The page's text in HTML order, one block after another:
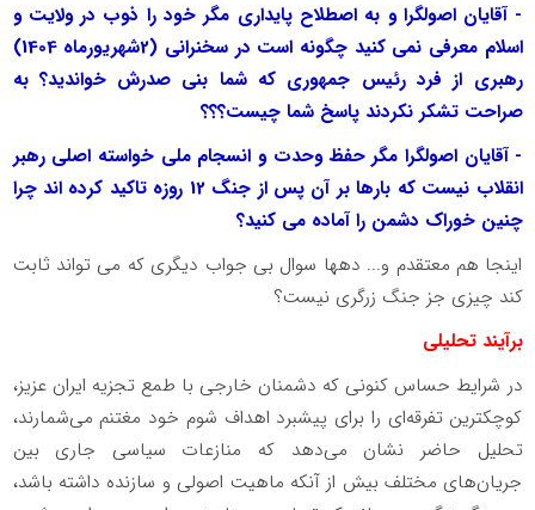
- آقایان اصولگرا و به اصطلاح پایداری مگر خود را ذوب در ولایت و
اسلام معرفی نمی کنید چگونه است در سخنرانی (2شهریورماه 1404)
رهبری از فرد رئیس جمهوری که شما بنی صدرش خواندید؟ به
صراحت تشکر نکردند پاسخ شما چیست؟؟؟
- آقایان اصولگرا مگر حفظ وحدت و انسجام ملی خواسته اصلی رهبر
انقلاب نیست که بارها بر آن پس از جنگ 12 روزه تاکید کرده اند چرا
چنین خوراک دشمن را آماده می کنید؟
اینجا هم معتقدم و... دهها سوال بی جواب دیگری که می تواند ثابت
کند چیزی جز جنگ زرگری نیست؟
برآیند تحلیلی
در شرایط حساس کنونی که دشمنان خارجی با طمع تجزیه ایران عزیز،
کوچکترین تفرقه‌ای را برای پیشبرد اهداف شوم خود مغتنم می‌شمارند،
تحلیل حاضر نشان می‌دهد که منازعات سیاسی جاری بین
جریان‌های مختلف بیش از آنکه ماهیت اصولی و سازنده داشته باشد،